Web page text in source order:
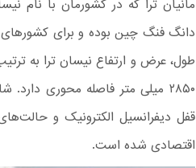
مانیان ترا که در کشورمان با نام
دانگ فنگ چین بوده و برای کشورهای
۲۸۵۰ میلی متر فاصله محوری
قفل دیفرانسیل الکترونیک و
اقتصادی شده است.